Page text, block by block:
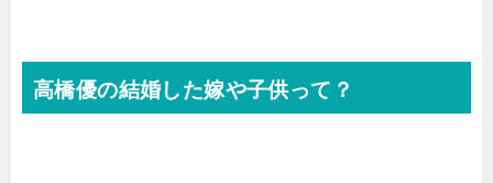
高橋優の結婚した嫁や子供って？